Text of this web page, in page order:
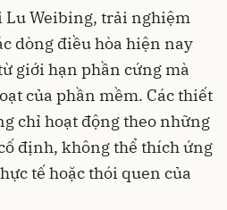
Lu Weibing, trải nghiệm
dòng điều hòa hiện nay
giới hạn phần cứng mà
của phần mềm. Các thiết
chỉ hoạt động theo những
định, không thể thích ứng
tế hoặc thói quen của